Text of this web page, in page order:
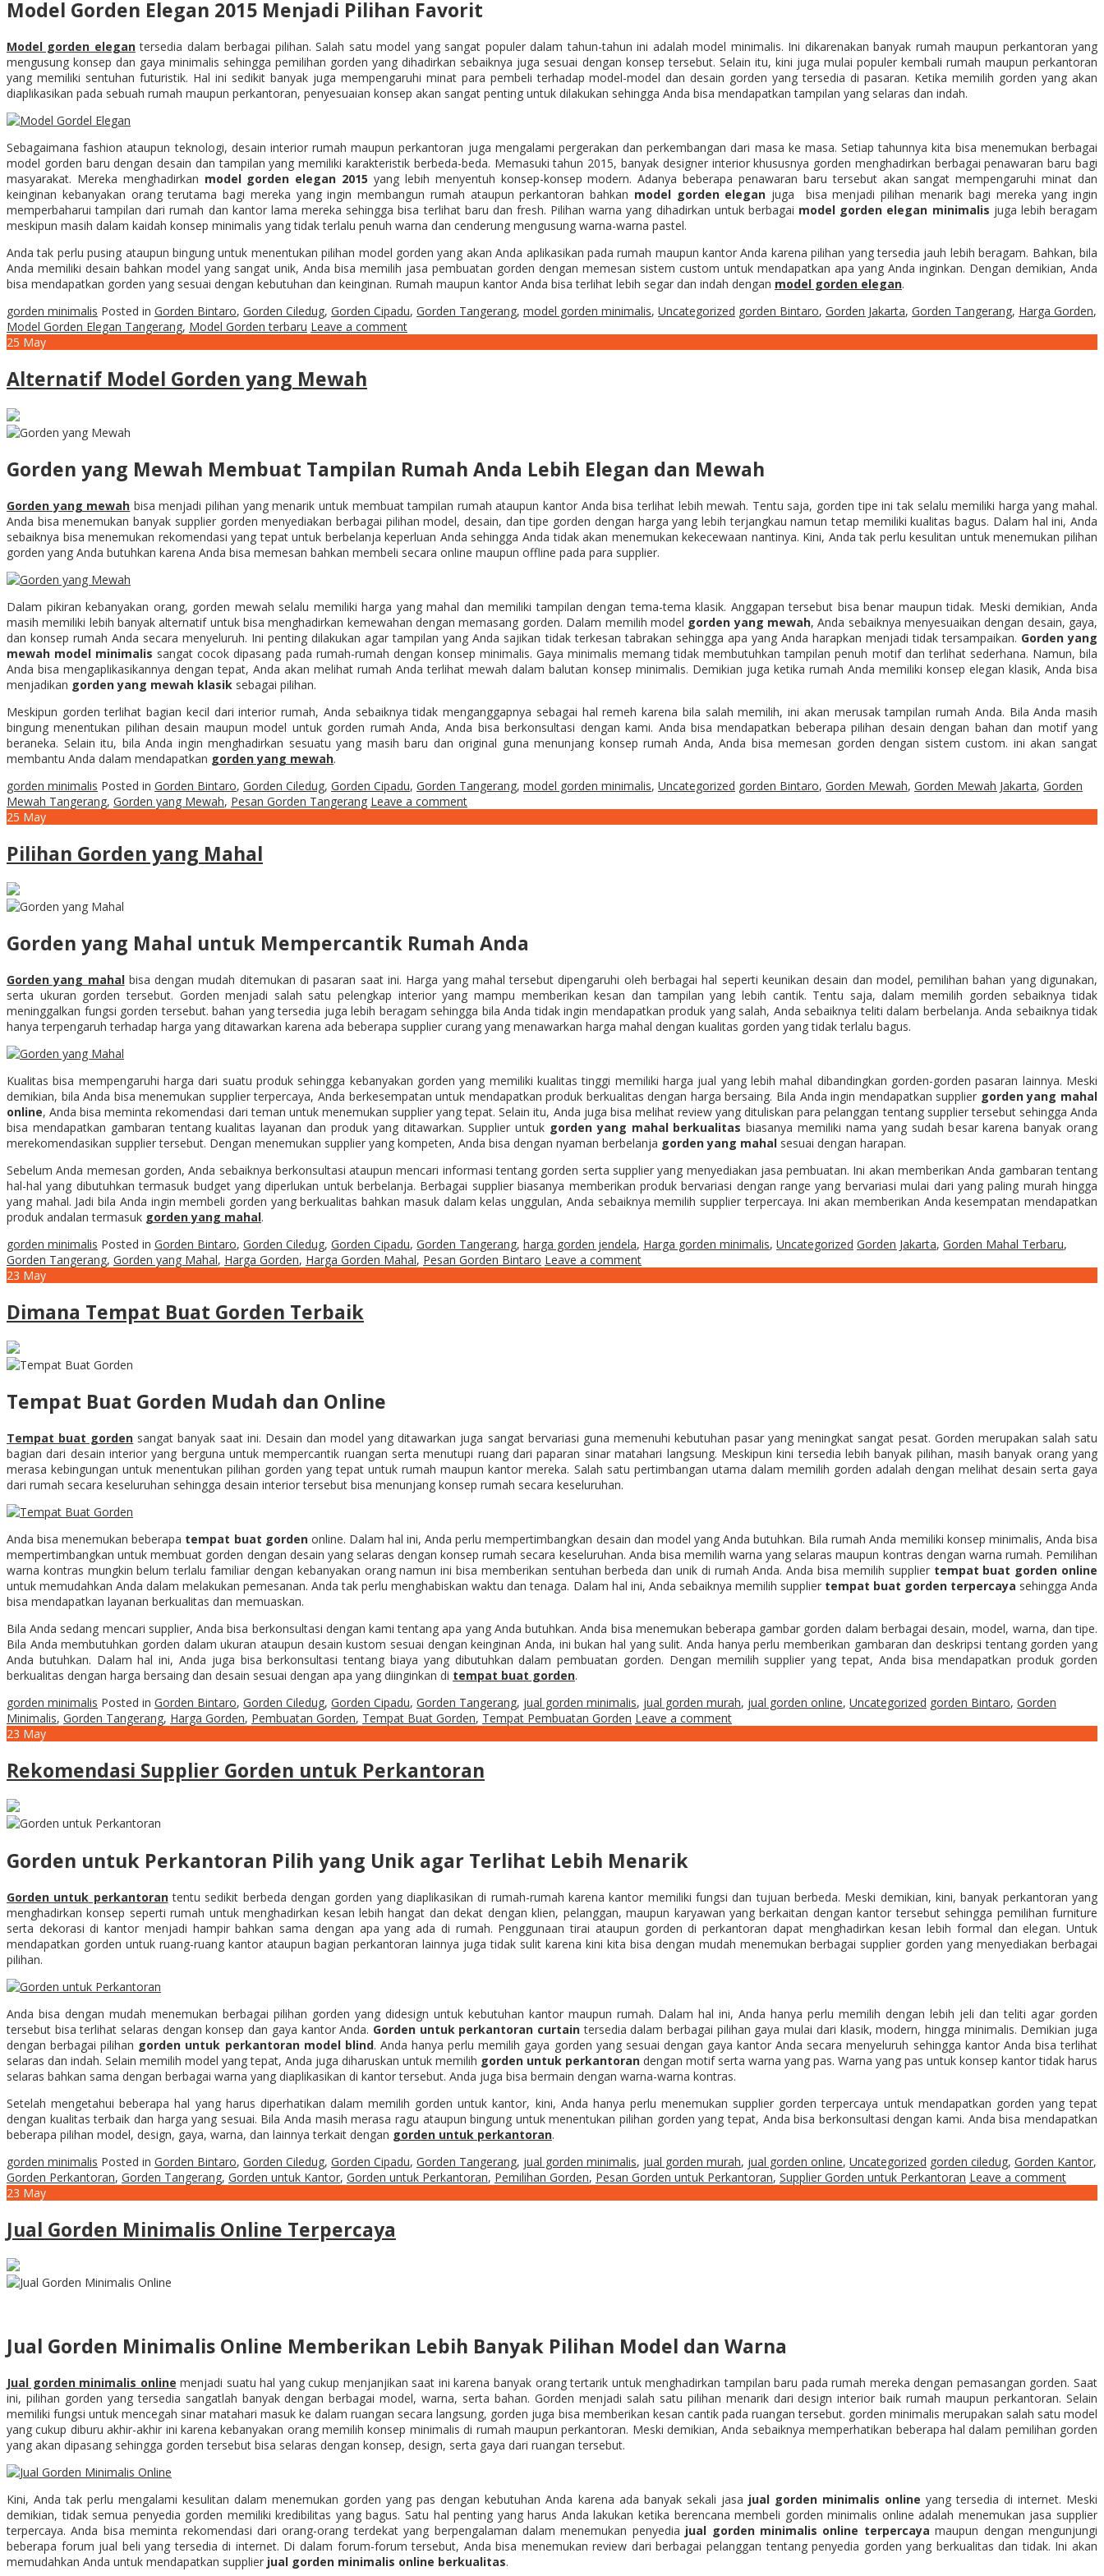
Model Gorden Elegan 2015 Menjadi Pilihan Favorit
Model gorden elegantersedia dalam berbagai pilihan. Salah satu model yang sangat populer dalam tahun-tahun ini adalah model minimalis. Ini dikarenakan banyak rumah maupun perkantoran yang
mengusung konsep dan gaya minimalis sehingga pemilihan gorden yang dihadirkan sebaiknya juga sesuai dengan konsep tersebut. Selain itu, kini juga mulai populer kembali rumah maupun perkantoran
yang memiliki sentuhan futuristik. Hal ini sedikit banyak juga mempengaruhi minat para pembeli terhadap model-model dan desain gorden yang tersedia di pasaran. Ketika memilih gorden yang akan
diaplikasikan pada sebuah rumah maupun perkantoran, penyesuaian konsep akan sangat penting untuk dilakukan sehingga Anda bisa mendapatkan tampilan yang selaras dan indah.
Sebagaimana fashion ataupun teknologi, desain interior rumah maupun perkantoran juga mengalami pergerakan dan perkembangan dari masa ke masa. Setiap tahunnya kita bisa menemukan berbagai
model gorden baru dengan desain dan tampilan yang memiliki karakteristik berbeda-beda. Memasuki tahun 2015, banyak designer interior khususnya gorden menghadirkan berbagai penawaran baru bagi
masyarakat. Mereka menghadirkan model gorden elegan 2015 yang lebih menyentuh konsep-konsep modern. Adanya beberapa penawaran baru tersebut akan sangat mempengaruhi minat dan
keinginan kebanyakan orang terutama bagi mereka yang ingin membangun rumah ataupun perkantoran bahkan model gorden elegan juga bisa menjadi pilihan menarik bagi mereka yang ingin
memperbaharui tampilan dari rumah dan kantor lama mereka sehingga bisa terlihat baru dan fresh. Pilihan warna yang dihadirkan untuk berbagai model gorden elegan minimalis juga lebih beragam
meskipun masih dalam kaidah konsep minimalis yang tidak terlalu penuh warna dan cenderung mengusung warna-warna pastel.
Anda tak perlu pusing ataupun bingung untuk menentukan pilihan model gorden yang akan Anda aplikasikan pada rumah maupun kantor Anda karena pilihan yang tersedia jauh lebih beragam. Bahkan, bila
Anda memiliki desain bahkan model yang sangat unik, Anda bisa memilih jasa pembuatan gorden dengan memesan sistem custom untuk mendapatkan apa yang Anda inginkan. Dengan demikian, Anda
bisa mendapatkan gorden yang sesuai dengan kebutuhan dan keinginan. Rumah maupun kantor Anda bisa terlihat lebih segar dan indah dengan model gorden elegan.
gorden minimalis Posted in Gorden Bintaro, Gorden Ciledug, Gorden Cipadu, Gorden Tangerang, model gorden minimalis, Uncategorized gorden Bintaro, Gorden Jakarta, Gorden Tangerang, Harga Gorden,
Model Gorden Elegan Tangerang, Model Gorden terbaru Leave a comment
25 May
Alternatif Model Gorden yang Mewah
Gorden yang Mewah Membuat Tampilan Rumah Anda Lebih Elegan dan Mewah
Gorden yang mewah bisa menjadi pilihan yang menarik untuk membuat tampilan rumah ataupun kantor Anda bisa terlihat lebih mewah. Tentu saja, gorden tipe ini tak selalu memiliki harga yang mahal.
Anda bisa menemukan banyak supplier gorden menyediakan berbagai pilihan model, desain, dan tipe gorden dengan harga yang lebih terjangkau namun tetap memiliki kualitas bagus. Dalam hal ini, Anda
sebaiknya bisa menemukan rekomendasi yang tepat untuk berbelanja keperluan Anda sehingga Anda tidak akan menemukan kekecewaan nantinya. Kini, Anda tak perlu kesulitan untuk menemukan pilihan
gorden yang Anda butuhkan karena Anda bisa memesan bahkan membeli secara online maupun offline pada para supplier.
Dalam pikiran kebanyakan orang, gorden mewah selalu memiliki harga yang mahal dan memiliki tampilan dengan tema-tema klasik. Anggapan tersebut bisa benar maupun tidak. Meski demikian, Anda
masih memiliki lebih banyak alternatif untuk bisa menghadirkan kemewahan dengan memasang gorden. Dalam memilih model gorden yang mewah, Anda sebaiknya menyesuaikan dengan desain, gaya,
dan konsep rumah Anda secara menyeluruh. Ini penting dilakukan agar tampilan yang Anda sajikan tidak terkesan tabrakan sehingga apa yang Anda harapkan menjadi tidak tersampaikan. Gorden yang
mewah model minimalis sangat cocok dipasang pada rumah-rumah dengan konsep minimalis. Gaya minimalis memang tidak membutuhkan tampilan penuh motif dan terlihat sederhana. Namun, bila
Anda bisa mengaplikasikannya dengan tepat, Anda akan melihat rumah Anda terlihat mewah dalam balutan konsep minimalis. Demikian juga ketika rumah Anda memiliki konsep elegan klasik, Anda bisa
menjadikan gorden yang mewah klasik sebagai pilihan.
Meskipun gorden terlihat bagian kecil dari interior rumah, Anda sebaiknya tidak menganggapnya sebagai hal remeh karena bila salah memilih, ini akan merusak tampilan rumah Anda. Bila Anda masih
bingung menentukan pilihan desain maupun model untuk gorden rumah Anda, Anda bisa berkonsultasi dengan kami. Anda bisa mendapatkan beberapa pilihan desain dengan bahan dan motif yang
beraneka. Selain itu, bila Anda ingin menghadirkan sesuatu yang masih baru dan original guna menunjang konsep rumah Anda, Anda bisa memesan gorden dengan sistem custom. ini akan sangat
membantu Anda dalam mendapatkan gorden yang mewah.
gorden minimalis Posted in Gorden Bintaro, Gorden Ciledug, Gorden Cipadu, Gorden Tangerang, model gorden minimalis, Uncategorized gorden Bintaro, Gorden Mewah, Gorden Mewah Jakarta, Gorden
Mewah Tangerang, Gorden yang Mewah, Pesan Gorden Tangerang Leave a comment
25 May
Pilihan Gorden yang Mahal
Gorden yang Mahal untuk Mempercantik Rumah Anda
Gorden yang mahalbisa dengan mudah ditemukan di pasaran saat ini. Harga yang mahal tersebut dipengaruhi oleh berbagai hal seperti keunikan desain dan model, pemilihan bahan yang digunakan,
serta ukuran gorden tersebut. Gorden menjadi salah satu pelengkap interior yang mampu memberikan kesan dan tampilan yang lebih cantik. Tentu saja, dalam memilih gorden sebaiknya tidak
meninggalkan fungsi gorden tersebut. bahan yang tersedia juga lebih beragam sehingga bila Anda tidak ingin mendapatkan produk yang salah, Anda sebaiknya teliti dalam berbelanja. Anda sebaiknya tidak
hanya terpengaruh terhadap harga yang ditawarkan karena ada beberapa supplier curang yang menawarkan harga mahal dengan kualitas gorden yang tidak terlalu bagus.
Kualitas bisa mempengaruhi harga dari suatu produk sehingga kebanyakan gorden yang memiliki kualitas tinggi memiliki harga jual yang lebih mahal dibandingkan gorden-gorden pasaran lainnya. Meski
demikian, bila Anda bisa menemukan supplier terpercaya, Anda berkesempatan untuk mendapatkan produk berkualitas dengan harga bersaing. Bila Anda ingin mendapatkan supplier gorden yang mahal
online, Anda bisa meminta rekomendasi dari teman untuk menemukan supplier yang tepat. Selain itu, Anda juga bisa melihat review yang dituliskan para pelanggan tentang supplier tersebut sehingga Anda
bisa mendapatkan gambaran tentang kualitas layanan dan produk yang ditawarkan. Supplier untuk gorden yang mahal berkualitas biasanya memiliki nama yang sudah besar karena banyak orang
merekomendasikan supplier tersebut. Dengan menemukan supplier yang kompeten, Anda bisa dengan nyaman berbelanja gorden yang mahal sesuai dengan harapan.
Sebelum Anda memesan gorden, Anda sebaiknya berkonsultasi ataupun mencari informasi tentang gorden serta supplier yang menyediakan jasa pembuatan. Ini akan memberikan Anda gambaran tentang
hal-hal yang dibutuhkan termasuk budget yang diperlukan untuk berbelanja. Berbagai supplier biasanya memberikan produk bervariasi dengan range yang bervariasi mulai dari yang paling murah hingga
yang mahal. Jadi bila Anda ingin membeli gorden yang berkualitas bahkan masuk dalam kelas unggulan, Anda sebaiknya memilih supplier terpercaya. Ini akan memberikan Anda kesempatan mendapatkan
produk andalan termasuk gorden yang mahal.
gorden minimalis Posted in Gorden Bintaro, Gorden Ciledug, Gorden Cipadu, Gorden Tangerang, harga gorden jendela, Harga gorden minimalis, Uncategorized Gorden Jakarta, Gorden Mahal Terbaru,
Gorden Tangerang, Gorden yang Mahal, Harga Gorden, Harga Gorden Mahal, Pesan Gorden Bintaro Leave a comment
23 May
Dimana Tempat Buat Gorden Terbaik
Tempat Buat Gorden Mudah dan Online
Tempat buat gorden sangat banyak saat ini. Desain dan model yang ditawarkan juga sangat bervariasi guna memenuhi kebutuhan pasar yang meningkat sangat pesat. Gorden merupakan salah satu
bagian dari desain interior yang berguna untuk mempercantik ruangan serta menutupi ruang dari paparan sinar matahari langsung. Meskipun kini tersedia lebih banyak pilihan, masih banyak orang yang
merasa kebingungan untuk menentukan pilihan gorden yang tepat untuk rumah maupun kantor mereka. Salah satu pertimbangan utama dalam memilih gorden adalah dengan melihat desain serta gaya
dari rumah secara keseluruhan sehingga desain interior tersebut bisa menunjang konsep rumah secara keseluruhan.
Anda bisa menemukan beberapa tempat buat gordenonline. Dalam hal ini, Anda perlu mempertimbangkan desain dan model yang Anda butuhkan. Bila rumah Anda memiliki konsep minimalis, Anda bisa
mempertimbangkan untuk membuat gorden dengan desain yang selaras dengan konsep rumah secara keseluruhan. Anda bisa memilih warna yang selaras maupun kontras dengan warna rumah. Pemilihan
warna kontras mungkin belum terlalu familiar dengan kebanyakan orang namun ini bisa memberikan sentuhan berbeda dan unik di rumah Anda. Anda bisa memilih supplier tempat buat gorden online
untuk memudahkan Anda dalam melakukan pemesanan. Anda tak perlu menghabiskan waktu dan tenaga. Dalam hal ini, Anda sebaiknya memilih supplier tempat buat gorden terpercaya sehingga Anda
bisa mendapatkan layanan berkualitas dan memuaskan.
Bila Anda sedang mencari supplier, Anda bisa berkonsultasi dengan kami tentang apa yang Anda butuhkan. Anda bisa menemukan beberapa gambar gorden dalam berbagai desain, model, warna, dan tipe.
Bila Anda membutuhkan gorden dalam ukuran ataupun desain kustom sesuai dengan keinginan Anda, ini bukan hal yang sulit. Anda hanya perlu memberikan gambaran dan deskripsi tentang gorden yang
Anda butuhkan. Dalam hal ini, Anda juga bisa berkonsultasi tentang biaya yang dibutuhkan dalam pembuatan gorden. Dengan memilih supplier yang tepat, Anda bisa mendapatkan produk gorden
berkualitas dengan harga bersaing dan desain sesuai dengan apa yang diinginkan di tempat buat gorden.
gorden minimalis Posted in Gorden Bintaro, Gorden Ciledug, Gorden Cipadu, Gorden Tangerang, jual gorden minimalis, jual gorden murah, jual gorden online, Uncategorized gorden Bintaro, Gorden
Minimalis, Gorden Tangerang, Harga Gorden, Pembuatan Gorden, Tempat Buat Gorden, Tempat Pembuatan Gorden Leave a comment
23 May
Rekomendasi Supplier Gorden untuk Perkantoran
Gorden untuk Perkantoran Pilih yang Unik agar Terlihat Lebih Menarik
Gorden untuk perkantorantentu sedikit berbeda dengan gorden yang diaplikasikan di rumah-rumah karena kantor memiliki fungsi dan tujuan berbeda. Meski demikian, kini, banyak perkantoran yang
menghadirkan konsep seperti rumah untuk menghadirkan kesan lebih hangat dan dekat dengan klien, pelanggan, maupun karyawan yang berkaitan dengan kantor tersebut sehingga pemilihan furniture
serta dekorasi di kantor menjadi hampir bahkan sama dengan apa yang ada di rumah. Penggunaan tirai ataupun gorden di perkantoran dapat menghadirkan kesan lebih formal dan elegan. Untuk
mendapatkan gorden untuk ruang-ruang kantor ataupun bagian perkantoran lainnya juga tidak sulit karena kini kita bisa dengan mudah menemukan berbagai supplier gorden yang menyediakan berbagai
pilihan.
Anda bisa dengan mudah menemukan berbagai pilihan gorden yang didesign untuk kebutuhan kantor maupun rumah. Dalam hal ini, Anda hanya perlu memilih dengan lebih jeli dan teliti agar gorden
tersebut bisa terlihat selaras dengan konsep dan gaya kantor Anda. Gorden untuk perkantoran curtain tersedia dalam berbagai pilihan gaya mulai dari klasik, modern, hingga minimalis. Demikian juga
dengan berbagai pilihan gorden untuk perkantoran model blind. Anda hanya perlu memilih gaya gorden yang sesuai dengan gaya kantor Anda secara menyeluruh sehingga kantor Anda bisa terlihat
selaras dan indah. Selain memilih model yang tepat, Anda juga diharuskan untuk memilih gorden untuk perkantoran dengan motif serta warna yang pas. Warna yang pas untuk konsep kantor tidak harus
selaras bahkan sama dengan berbagai warna yang diaplikasikan di kantor tersebut. Anda juga bisa bermain dengan warna-warna kontras.
Setelah mengetahui beberapa hal yang harus diperhatikan dalam memilih gorden untuk kantor, kini, Anda hanya perlu menemukan supplier gorden terpercaya untuk mendapatkan gorden yang tepat
dengan kualitas terbaik dan harga yang sesuai. Bila Anda masih merasa ragu ataupun bingung untuk menentukan pilihan gorden yang tepat, Anda bisa berkonsultasi dengan kami. Anda bisa mendapatkan
beberapa pilihan model, design, gaya, warna, dan lainnya terkait dengan gorden untuk perkantoran.
gorden minimalis Posted in Gorden Bintaro, Gorden Ciledug, Gorden Cipadu, Gorden Tangerang, jual gorden minimalis, jual gorden murah, jual gorden online, Uncategorized gorden ciledug, Gorden Kantor,
Gorden Perkantoran, Gorden Tangerang, Gorden untuk Kantor, Gorden untuk Perkantoran, Pemilihan Gorden, Pesan Gorden untuk Perkantoran, Supplier Gorden untuk Perkantoran Leave a comment
23 May
Jual Gorden Minimalis Online Terpercaya
Jual Gorden Minimalis Online Memberikan Lebih Banyak Pilihan Model dan Warna
Jual gorden minimalis online menjadi suatu hal yang cukup menjanjikan saat ini karena banyak orang tertarik untuk menghadirkan tampilan baru pada rumah mereka dengan pemasangan gorden. Saat
ini, pilihan gorden yang tersedia sangatlah banyak dengan berbagai model, warna, serta bahan. Gorden menjadi salah satu pilihan menarik dari design interior baik rumah maupun perkantoran. Selain
memiliki fungsi untuk mencegah sinar matahari masuk ke dalam ruangan secara langsung, gorden juga bisa memberikan kesan cantik pada ruangan tersebut. gorden minimalis merupakan salah satu model
yang cukup diburu akhir-akhir ini karena kebanyakan orang memilih konsep minimalis di rumah maupun perkantoran. Meski demikian, Anda sebaiknya memperhatikan beberapa hal dalam pemilihan gorden
yang akan dipasang sehingga gorden tersebut bisa selaras dengan konsep, design, serta gaya dari ruangan tersebut.
Kini, Anda tak perlu mengalami kesulitan dalam menemukan gorden yang pas dengan kebutuhan Anda karena ada banyak sekali jasa jual gorden minimalis online yang tersedia di internet. Meski
demikian, tidak semua penyedia gorden memiliki kredibilitas yang bagus. Satu hal penting yang harus Anda lakukan ketika berencana membeli gorden minimalis online adalah menemukan jasa supplier
terpercaya. Anda bisa meminta rekomendasi dari orang-orang terdekat yang berpengalaman dalam menemukan penyedia jual gorden minimalis online terpercaya maupun dengan mengunjungi
beberapa forum jual beli yang tersedia di internet. Di dalam forum-forum tersebut, Anda bisa menemukan review dari berbagai pelanggan tentang penyedia gorden yang berkualitas dan tidak. Ini akan
memudahkan Anda untuk mendapatkan supplier jual gorden minimalis online berkualitas.